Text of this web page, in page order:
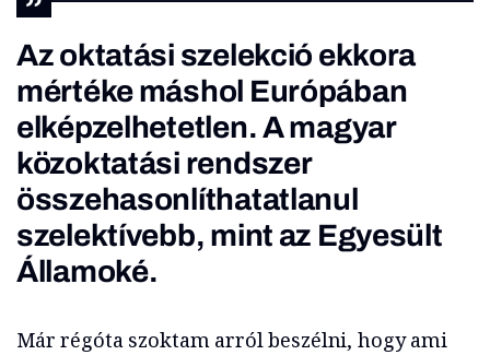
Az oktatási szelekció ekkora
mértéke máshol Európában
elképzelhetetlen. A magyar
közoktatási rendszer
összehasonlíthatatlanul
szelektívebb, mint az Egyesült
Államoké.
Már régóta szoktam arról beszélni, hogy ami